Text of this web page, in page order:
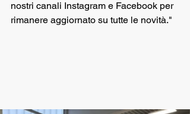
nostri canali Instagram e Facebook per
rimanere aggiornato su tutte le novità."